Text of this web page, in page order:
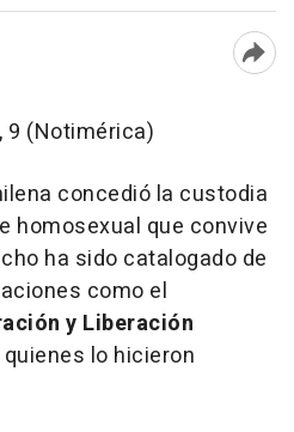
9 (Notimérica)
concedió la custodia
homosexual que convive
ha sido catalogado de
como el
y Liberación
lo hicieron